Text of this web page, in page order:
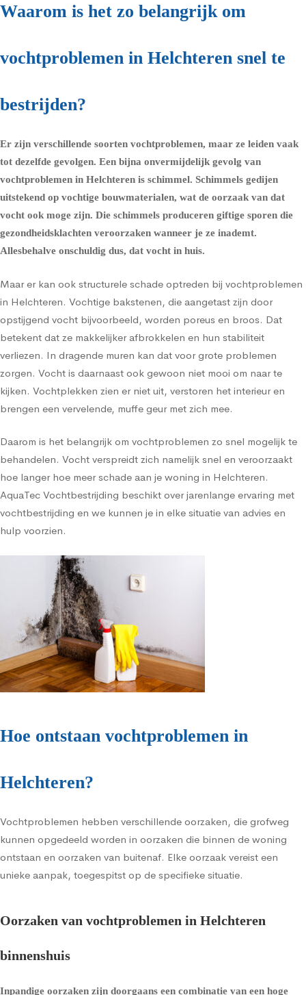
Waarom is het zo belangrijk om
vochtproblemen in Helchteren snel te
bestrijden?
Er zijn verschillende soorten vochtproblemen, maar ze leiden vaak
tot dezelfde gevolgen. Een bijna onvermijdelijk gevolg van
vochtproblemen in Helchteren is schimmel. Schimmels gedijen
uitstekend op vochtige bouwmaterialen, wat de oorzaak van dat
vocht ook moge zijn. Die schimmels produceren giftige sporen die
gezondheidsklachten veroorzaken wanneer je ze inademt.
Allesbehalve onschuldig dus, dat vocht in huis.
Maar er kan ook structurele schade optreden bij vochtproblemen
in Helchteren. Vochtige bakstenen, die aangetast zijn door
opstijgend vocht bijvoorbeeld, worden poreus en broos. Dat
betekent dat ze makkelijker afbrokkelen en hun stabiliteit
verliezen. In dragende muren kan dat voor grote problemen
zorgen. Vocht is daarnaast ook gewoon niet mooi om naar te
kijken. Vochtplekken zien er niet uit, verstoren het interieur en
brengen een vervelende, muffe geur met zich mee.
Daarom is het belangrijk om vochtproblemen zo snel mogelijk te
behandelen. Vocht verspreidt zich namelijk snel en veroorzaakt
hoe langer hoe meer schade aan je woning in Helchteren.
AquaTec Vochtbestrijding beschikt over jarenlange ervaring met
vochtbestrijding en we kunnen je in elke situatie van advies en
hulp voorzien.
Hoe ontstaan vochtproblemen in
Helchteren?
Vochtproblemen hebben verschillende oorzaken, die grofweg
kunnen opgedeeld worden in oorzaken die binnen de woning
ontstaan en oorzaken van buitenaf. Elke oorzaak vereist een
unieke aanpak, toegespitst op de specifieke situatie.
Oorzaken van vochtproblemen in Helchteren
binnenshuis
Inpandige oorzaken zijn doorgaans een combinatie van een hoge